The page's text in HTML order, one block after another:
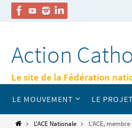
contenu
Action
Le site de la Fédération
contenu
LE MOUVEMENT LE
HomeL'ACE Nationale L’ACE,